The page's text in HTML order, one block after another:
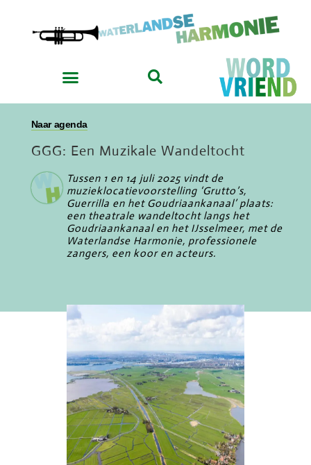
Naar agenda
GGG: Een Muzikale Wandeltocht
Tussen 1 en 14 juli 2025 vindt de
muzieklocatievoorstelling ‘Grutto’s,
Guerrilla en het Goudriaankanaal’ plaats:
een theatrale wandeltocht langs het
Goudriaankanaal en het IJsselmeer, met de
Waterlandse Harmonie, professionele
zangers, een koor en acteurs.